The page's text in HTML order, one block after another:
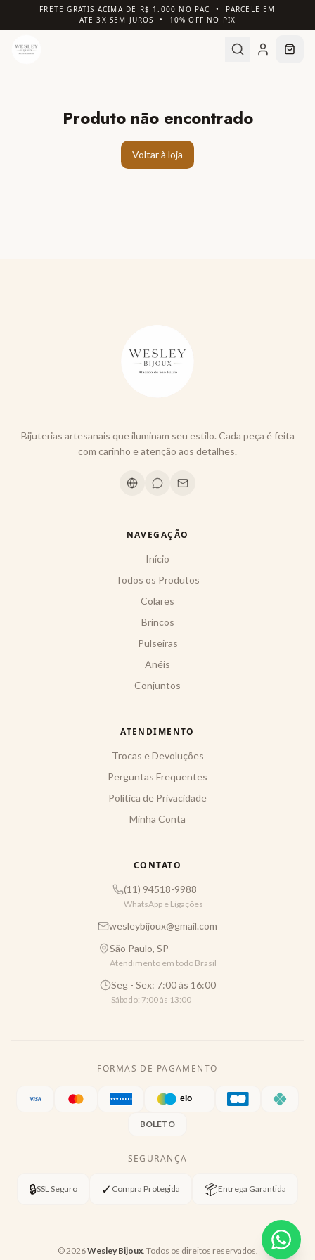
FRETE GRATIS ACIMA DE R$ 1.000 NO PAC • PARCELE EM
ATE 3X SEM JUROS • 10% OFF NO PIX
Produto não encontrado
Voltar à loja
Bijuterias artesanais que iluminam seu estilo. Cada peça é feita
com carinho e atenção aos detalhes.
NAVEGAÇÃO
Início
Todos os Produtos
Colares
Brincos
Pulseiras
Anéis
Conjuntos
ATENDIMENTO
Trocas e Devoluções
Perguntas Frequentes
Política de Privacidade
Minha Conta
CONTATO
(11) 94518-9988
WhatsApp e Ligações
wesleybijoux@gmail.com
São Paulo, SP
Atendimento em todo Brasil
Seg - Sex: 7:00 às 16:00
Sábado: 7:00 às 13:00
FORMAS DE PAGAMENTO
BOLETO
SEGURANÇA
🔒SSL Seguro ✓ Compra Protegida 📦Entrega Garantida
©2026Wesley Bijoux. Todos os direitos reservados.